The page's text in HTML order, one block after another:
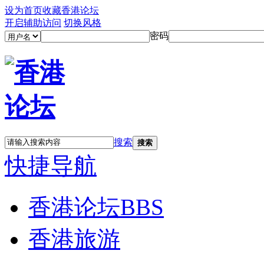
设为首页收藏香港论坛
开启辅助访问 切换风格
密码
搜索 搜索
快捷导航
香港论坛BBS
香港旅游